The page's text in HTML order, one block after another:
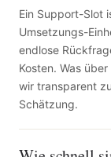
Ein Support-Slot
Umsetzungs-
endlose
Kosten. Was
wir transparent
Schätzung.